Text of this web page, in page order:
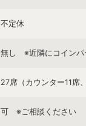
不定休
無し ※近隣にコインパ
27席（カウンター11席
可 ※ご相談ください